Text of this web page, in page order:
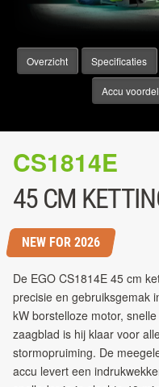
Overzicht Specificaties
Accu
CS1814E
45 CM
NEW FOR 2026
De EGO CS1814E 45 cm
precisie en gebruiksgemak
kW borstelloze motor,
zaagblad is hij klaar voor
stormopruiming. De
accu levert een